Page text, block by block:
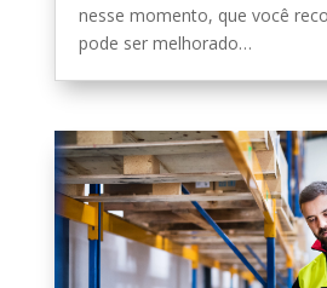
nesse momento, que você
pode ser melhorado…